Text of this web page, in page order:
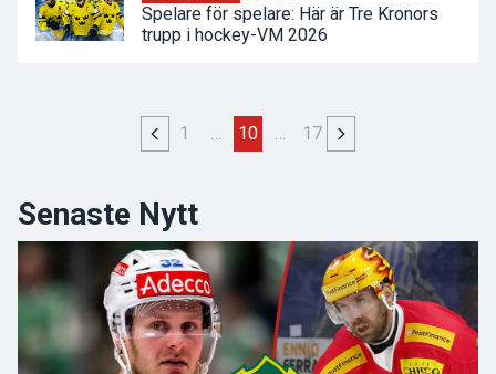
Spelare för spelare: Här är Tre Kronors
trupp i hockey-VM 2026
1 … 10 … 17
Senaste Nytt